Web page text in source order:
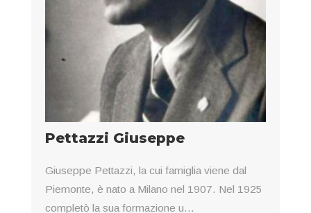
Pettazzi Giuseppe
Giuseppe Pettazzi, la cui famiglia viene dal
Piemonte, è nato a Milano nel 1907. Nel 1925
completò la sua formazione u...